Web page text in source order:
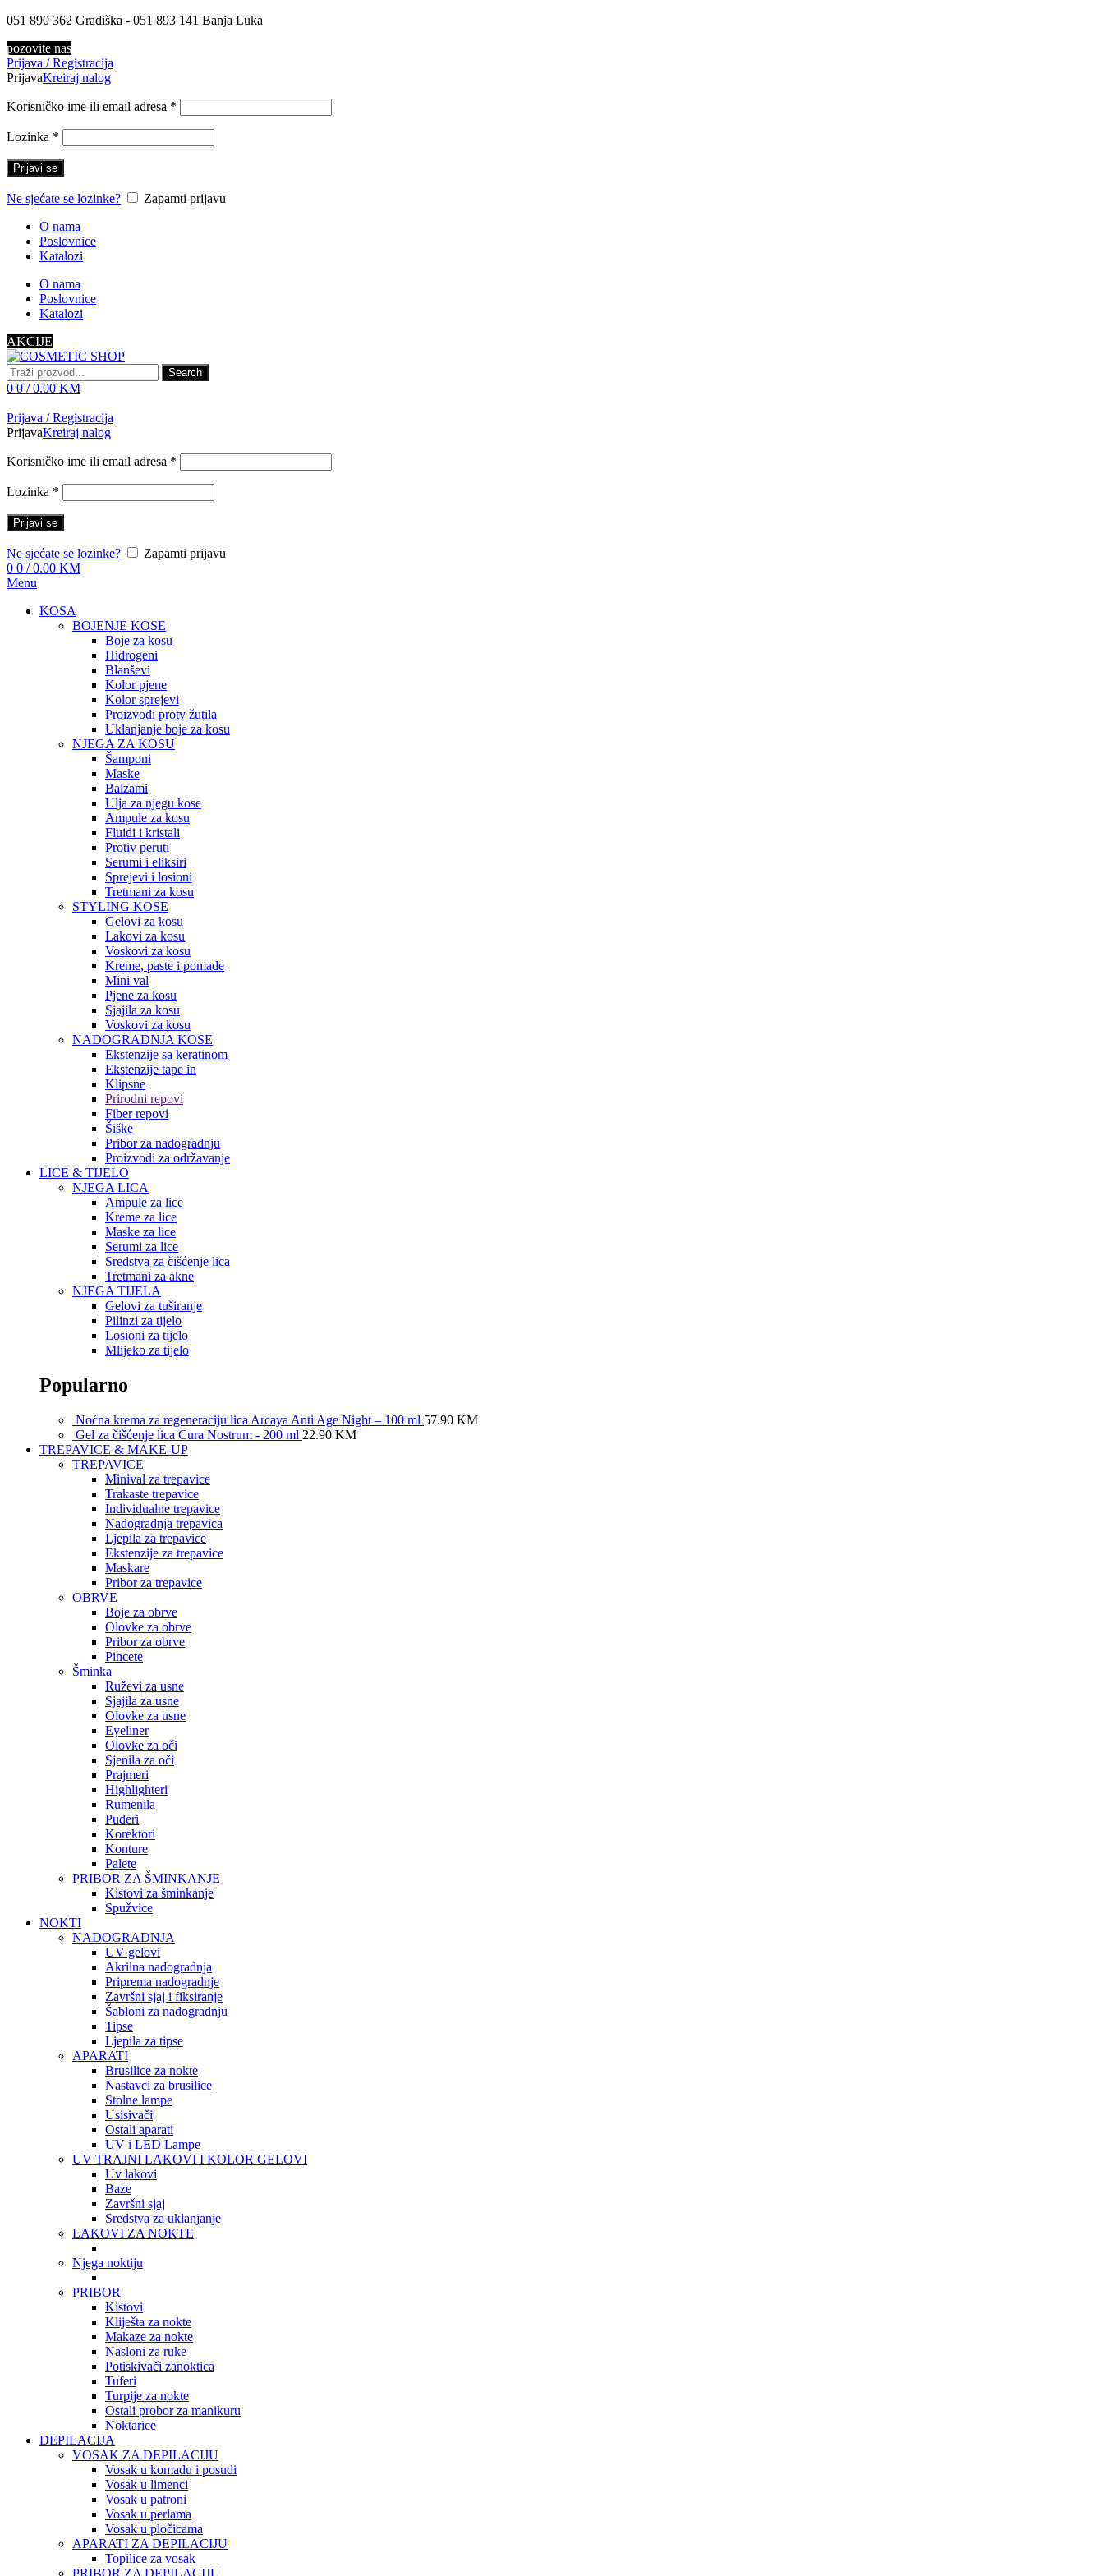
051 890 362 Gradiška - 051 893 141 Banja Luka
pozovite nas
Prijava / Registracija
PrijavaKreiraj nalog
Korisničko ime ili email adresa *
Lozinka *
Prijavi se
Ne sjećate se lozinke?
Zapamti prijavu
O nama
Poslovnice
Katalozi
O nama
Poslovnice
Katalozi
AKCIJE
Search
0 0 / 0.00 KM
Prijava / Registracija
PrijavaKreiraj nalog
Korisničko ime ili email adresa *
Lozinka *
Prijavi se
Ne sjećate se lozinke?
Zapamti prijavu
0 0 / 0.00 KM
Menu
KOSA
BOJENJE KOSE
Boje za kosu
Hidrogeni
Blanševi
Kolor pjene
Kolor sprejevi
Proizvodi protv žutila
Uklanjanje boje za kosu
NJEGA ZA KOSU
Šamponi
Maske
Balzami
Ulja za njegu kose
Ampule za kosu
Fluidi i kristali
Protiv peruti
Serumi i eliksiri
Sprejevi i losioni
Tretmani za kosu
STYLING KOSE
Gelovi za kosu
Lakovi za kosu
Voskovi za kosu
Kreme, paste i pomade
Mini val
Pjene za kosu
Sjajila za kosu
Voskovi za kosu
NADOGRADNJA KOSE
Ekstenzije sa keratinom
Ekstenzije tape in
Klipsne
Prirodni repovi
Fiber repovi
Šiške
Pribor za nadogradnju
Proizvodi za održavanje
LICE & TIJELO
NJEGA LICA
Ampule za lice
Kreme za lice
Maske za lice
Serumi za lice
Sredstva za čišćenje lica
Tretmani za akne
NJEGA TIJELA
Gelovi za tuširanje
Pilinzi za tijelo
Losioni za tijelo
Mlijeko za tijelo
Popularno
Noćna krema za regeneraciju lica Arcaya Anti Age Night – 100 ml 57.90 KM
Gel za čišćenje lica Cura Nostrum - 200 ml 22.90 KM
TREPAVICE & MAKE-UP
TREPAVICE
Minival za trepavice
Trakaste trepavice
Individualne trepavice
Nadogradnja trepavica
Ljepila za trepavice
Ekstenzije za trepavice
Maskare
Pribor za trepavice
OBRVE
Boje za obrve
Olovke za obrve
Pribor za obrve
Pincete
Šminka
Ruževi za usne
Sjajila za usne
Olovke za usne
Eyeliner
Olovke za oči
Sjenila za oči
Prajmeri
Highlighteri
Rumenila
Puderi
Korektori
Konture
Palete
PRIBOR ZA ŠMINKANJE
Kistovi za šminkanje
Spužvice
NOKTI
NADOGRADNJA
UV gelovi
Akrilna nadogradnja
Priprema nadogradnje
Završni sjaj i fiksiranje
Šabloni za nadogradnju
Tipse
Ljepila za tipse
APARATI
Brusilice za nokte
Nastavci za brusilice
Stolne lampe
Usisivači
Ostali aparati
UV i LED Lampe
UV TRAJNI LAKOVI I KOLOR GELOVI
Uv lakovi
Baze
Završni sjaj
Sredstva za uklanjanje
LAKOVI ZA NOKTE
Njega noktiju
PRIBOR
Kistovi
Kliješta za nokte
Makaze za nokte
Nasloni za ruke
Potiskivači zanoktica
Tuferi
Turpije za nokte
Ostali probor za manikuru
Noktarice
DEPILACIJA
VOSAK ZA DEPILACIJU
Vosak u komadu i posudi
Vosak u limenci
Vosak u patroni
Vosak u perlama
Vosak u pločicama
APARATI ZA DEPILACIJU
Topilice za vosak
PRIBOR ZA DEPILACIJU